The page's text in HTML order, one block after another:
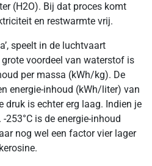
(H2O). Bij dat proces komt
en restwarmte vrij.
speelt in de luchtvaart
voordeel van waterstof is
per massa (kWh/kg). De
energie-inhoud (kWh/liter) van
is echter erg laag. Indien je
is de energie-inhoud
nog wel een factor vier lager